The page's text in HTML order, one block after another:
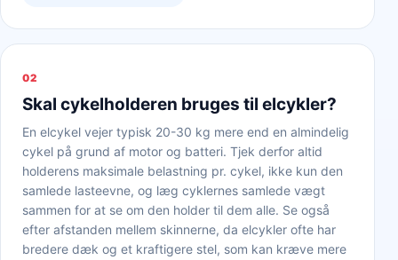
02
Skal cykelholderen bruges til elcykler?
En elcykel vejer typisk 20-30 kg mere end en almindelig
cykel på grund af motor og batteri. Tjek derfor altid
holderens maksimale belastning pr. cykel, ikke kun den
samlede lasteevne, og læg cyklernes samlede vægt
sammen for at se om den holder til dem alle. Se også
efter afstanden mellem skinnerne, da elcykler ofte har
bredere dæk og et kraftigere stel, som kan kræve mere